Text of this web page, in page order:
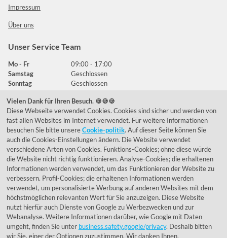
Impressum
Über uns
Unser Service Team
Mo - Fr
09:00 - 17:00
Samstag
Geschlossen
Sonntag
Geschlossen
Häufig gestellte Fragen
039292 - 678215
de@lumidora.com
FacebookInstagram
Kundenmeinungen
Exzellent - eKomi.de
Vielen Dank für Ihren Besuch. 🍪🍪🍪
Diese Webseite verwendet Cookies. Cookies sind sicher und werden von
fast allen Websites im Internet verwendet. Für weitere Informationen
besuchen Sie bitte unsereCookie-politik. Auf dieser Seite können Sie
auch die Cookies-Einstellungen ändern. Die Website verwendet
verschiedene Arten von Cookies. Funktions-Cookies; ohne diese würde
die Website nicht richtig funktionieren. Analyse-Cookies; die erhaltenen
Informationen werden verwendet, um das Funktionieren der Website zu
verbessern. Profil-Cookies; die erhaltenen Informationen werden
verwendet, um personalisierte Werbung auf anderen Websites mit dem
höchstmöglichen relevanten Wert für Sie anzuzeigen. Diese Website
nutzt hierfür auch Dienste von Google zu Werbezwecken und zur
Webanalyse. Weitere Informationen darüber, wie Google mit Daten
umgeht, finden Sie unter business.safety.google/privacy. Deshalb bitten
wir Sie, einer der Optionen zuzustimmen. Wir danken Ihnen.